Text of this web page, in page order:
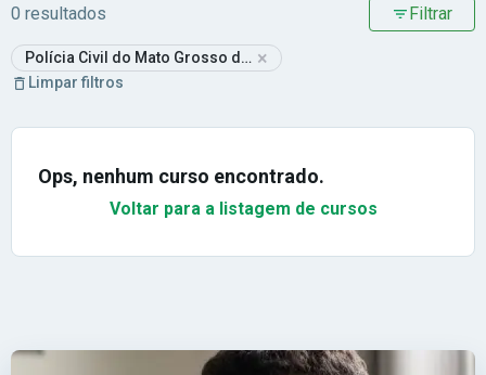
0 resultados Filtrar
Polícia Civil do Mato Grosso do Sul
×
Limpar filtros
Ops, nenhum curso encontrado.
Voltar para a listagem de cursos